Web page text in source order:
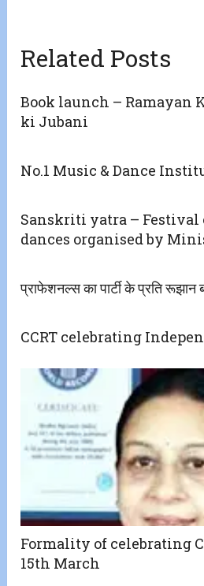
Related Posts
Book launch – Ramayan
ki Jubani
No.1 Music & Dance
Sanskriti yatra – Festival
dances organised by
प्राफेशनल्स का पार्टी के प्रति रूझान
CCRT celebrating
Formality of celebrating
15th March